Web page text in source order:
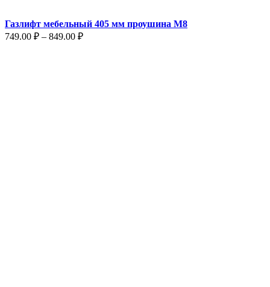
Газлифт мебельный 405 мм проушина М8
749.00 ₽ – 849.00 ₽Диапазон